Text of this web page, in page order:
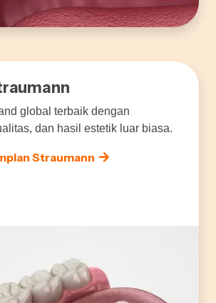
global terbaik dengan
dan hasil estetik luar biasa.
Straumann